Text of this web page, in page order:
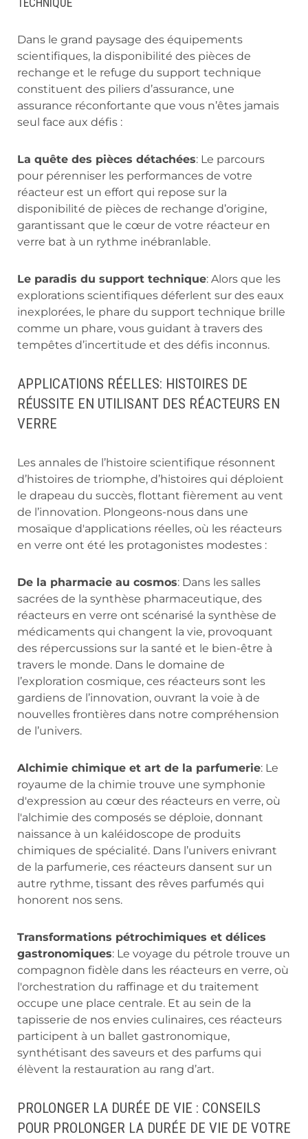
TECHNIQUE
Dans le grand paysage des équipements
scientifiques, la disponibilité des pièces de
rechange et le refuge du support technique
constituent des piliers d’assurance, une
assurance réconfortante que vous n’êtes jamais
seul face aux défis :
La quête des pièces détachées: Le parcours
pour pérenniser les performances de votre
réacteur est un effort qui repose sur la
disponibilité de pièces de rechange d’origine,
garantissant que le cœur de votre réacteur en
verre bat à un rythme inébranlable.
Le paradis du support technique: Alors que les
explorations scientifiques déferlent sur des eaux
inexplorées, le phare du support technique brille
comme un phare, vous guidant à travers des
tempêtes d’incertitude et des défis inconnus.
APPLICATIONS RÉELLES: HISTOIRES DE
RÉUSSITE EN UTILISANT DES RÉACTEURS EN
VERRE
Les annales de l’histoire scientifique résonnent
d’histoires de triomphe, d’histoires qui déploient
le drapeau du succès, flottant fièrement au vent
de l’innovation. Plongeons-nous dans une
mosaïque d'applications réelles, où les réacteurs
en verre ont été les protagonistes modestes :
De la pharmacie au cosmos: Dans les salles
sacrées de la synthèse pharmaceutique, des
réacteurs en verre ont scénarisé la synthèse de
médicaments qui changent la vie, provoquant
des répercussions sur la santé et le bien-être à
travers le monde. Dans le domaine de
l’exploration cosmique, ces réacteurs sont les
gardiens de l’innovation, ouvrant la voie à de
nouvelles frontières dans notre compréhension
de l’univers.
Alchimie chimique et art de la parfumerie: Le
royaume de la chimie trouve une symphonie
d'expression au cœur des réacteurs en verre, où
l'alchimie des composés se déploie, donnant
naissance à un kaléidoscope de produits
chimiques de spécialité. Dans l’univers enivrant
de la parfumerie, ces réacteurs dansent sur un
autre rythme, tissant des rêves parfumés qui
honorent nos sens.
Transformations pétrochimiques et délices
gastronomiques: Le voyage du pétrole trouve un
compagnon fidèle dans les réacteurs en verre, où
l'orchestration du raffinage et du traitement
occupe une place centrale. Et au sein de la
tapisserie de nos envies culinaires, ces réacteurs
participent à un ballet gastronomique,
synthétisant des saveurs et des parfums qui
élèvent la restauration au rang d’art.
PROLONGER LA DURÉE DE VIE : CONSEILS
POUR PROLONGER LA DURÉE DE VIE DE VOTRE